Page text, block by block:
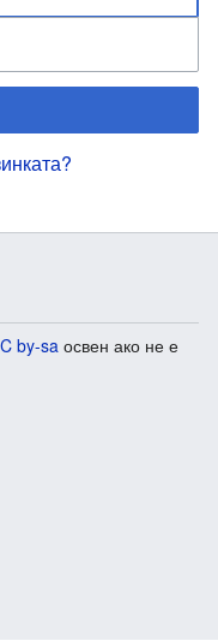
by-saосвен ако не е